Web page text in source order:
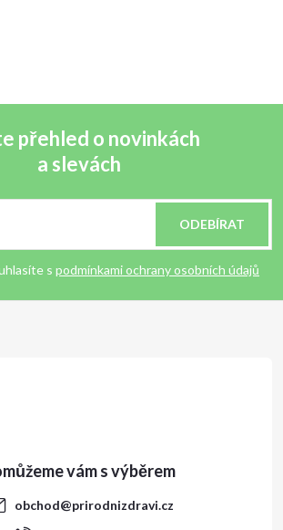
přehled o novinkách
a slevách
s podmínkami ochrany osobních údajů
ODEBÍRAT
obchod@prirodnizdravi.cz